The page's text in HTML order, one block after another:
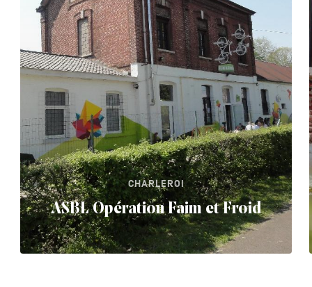
CHARLEROI
ASBL Opération Faim et Froid